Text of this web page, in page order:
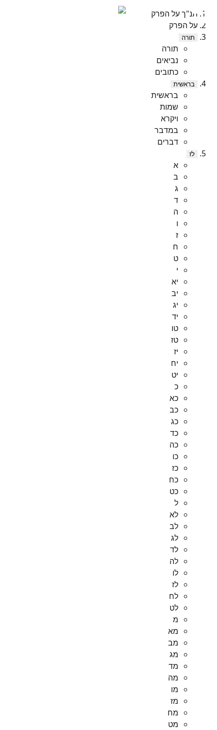
תנ"ך על הפרק
על הפרק
תורה
תורה
נביאים
כתובים
בראשית
בראשית
שמות
ויקרא
במדבר
דברים
לז
א
ב
ג
ד
ה
ו
ז
ח
ט
י
יא
יב
יג
יד
טו
טז
יז
יח
יט
כ
כא
כב
כג
כד
כה
כו
כז
כח
כט
ל
לא
לב
לג
לד
לה
לו
לז
לח
לט
מ
מא
מב
מג
מד
מה
מו
מז
מח
מט